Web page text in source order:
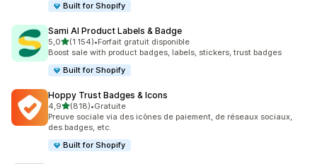
Built for Shopify
Sami AI Product Labels & Badge
5,0étoile(s) sur 5
(1 154)
1154 avis au total
•Forfait gratuit disponible
Boost sale with product badges, labels, stickers, trust badges
Built for Shopify
Hoppy Trust Badges & Icons
4,9étoile(s) sur 5
(818)
818 avis au total
•Gratuite
Preuve sociale via des icônes de paiement, de réseaux sociaux,
des badges, etc.
Built for Shopify